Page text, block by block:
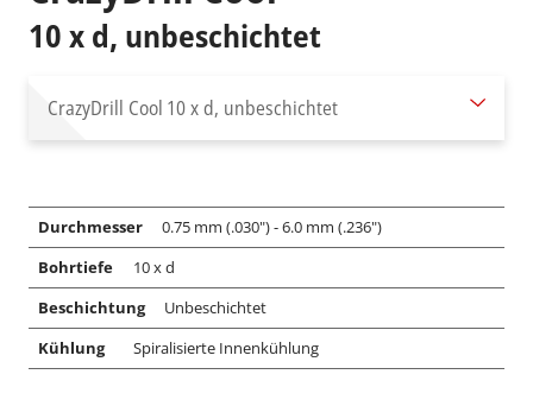
10 x d, unbeschichtet
CrazyDrill Cool 10 x d, unbeschichtet
Durchmesser
0.75 mm (.030") - 6.0 mm (.236")
Bohrtiefe
10 x d
Beschichtung
Unbeschichtet
Kühlung
Spiralisierte Innenkühlung